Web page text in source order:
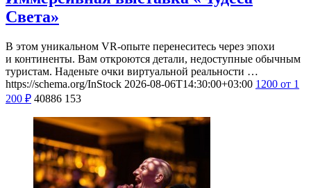
Света»
В этом уникальном VR-опыте перенеситесь через эпохи
и континенты. Вам откроются детали, недоступные обычным
туристам. Наденьте очки виртуальной реальности …
https://schema.org/InStock 2026-08-06T14:30:00+03:00 1200 от 1
200 ₽ 40886 153